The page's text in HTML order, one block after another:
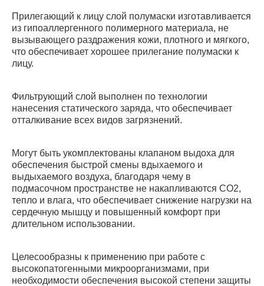
Прилегающий к лицу слой полумаски изготавливается
из гипоаллергенного полимерного материала, не
вызывающего раздражения кожи, плотного и мягкого,
что обеспечивает хорошее прилегание полумаски к
лицу.
Фильтрующий слой выполнен по технологии
нанесения статического заряда, что обеспечивает
отталкивание всех видов загрязнений.
Могут быть укомплектованы клапаном выдоха для
обеспечения быстрой смены вдыхаемого и
выдыхаемого воздуха, благодаря чему в
подмасочном пространстве не накапливаются CO2,
тепло и влага, что обеспечивает снижение нагрузки на
сердечную мышцу и повышенный комфорт при
длительном использовании.
Целесообразны к применению при работе с
высокопатогенными микроорганизмами, при
необходимости обеспечения высокой степени защиты